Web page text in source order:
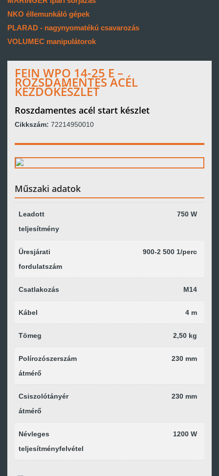
NKO éllemunkáló gépek
PLARAD - nagynyomatékú csavarozás
VOLUMEC manipulátorok
FEIN WPO 14-25 E –
ROZSDAMENTES ACÉL
KEZDŐKÉSZLET
Roszdamentes acél start készlet
Cikkszám: 72214950010
Műszaki adatok
Leadott
teljesítmény
750 W
Üresjárati
fordulatszám
900-2 500 1/perc
Csatlakozás M14
Kábel 4 m
Tömeg 2,50 kg
Polírozószerszám
átmérő
230 mm
Csiszolótányér
átmérő
230 mm
Névleges
teljesítményfelvétel
1200 W